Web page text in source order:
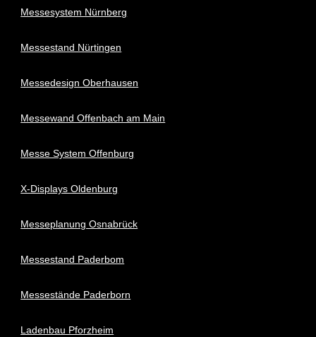
Messesystem Nürnberg
Messestand Nürtingen
Messedesign Oberhausen
Messewand Offenbach am Main
Messe System Offenburg
X-Displays Oldenburg
Messeplanung Osnabrück
Messestand Paderbom
Messestände Paderborn
Ladenbau Pforzheim